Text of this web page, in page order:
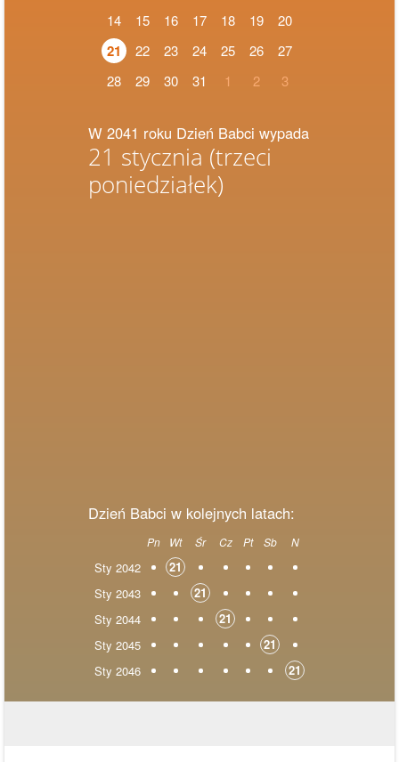
14
15 16 17 18 19 20
21 22 23 24 25 26
27
28
29 30 31 1 2 3
W 2041 roku Dzień Babci wypada
21 stycznia (trzeci
poniedziałek)
Dzień Babci w kolejnych latach:
Pn Wt Śr Cz Pt Sb N
Sty 2042
21
Sty 2043
21
Sty 2044
21
Sty 2045
21
Sty 2046
21